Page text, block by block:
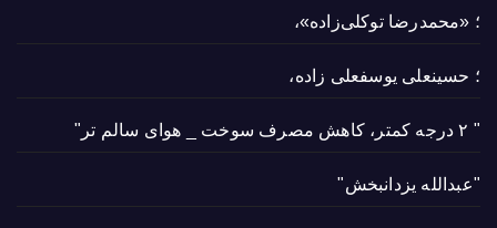
؛ «محمدرضا توکلی‌زاده»،
؛ حسینعلی یوسفعلی زاده،
" ۲ درجه کمتر، کاهش مصرف سوخت _ هوای سالم تر"
"عبدالله یزدانبخش"